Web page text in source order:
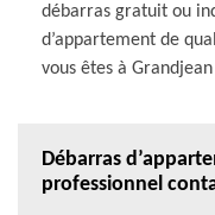
débarras gratuit ou
d’appartement de
vous êtes à
Débarras
professionnel